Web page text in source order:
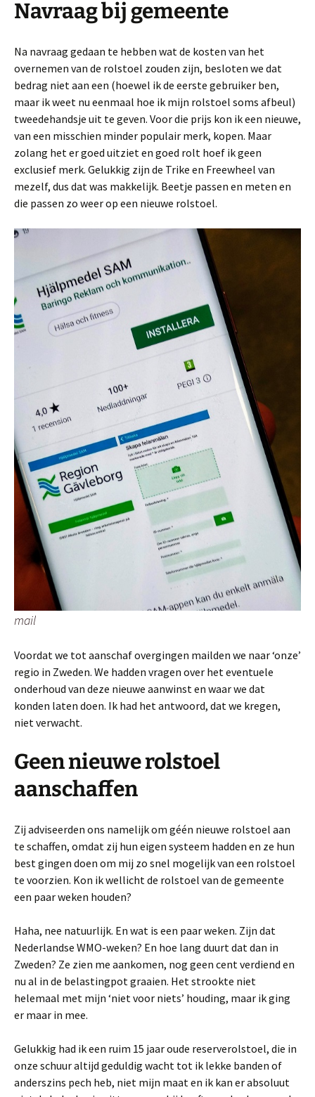
Navraag bij gemeente
Na navraag gedaan te hebben wat de kosten van het
overnemen van de rolstoel zouden zijn, besloten we dat
bedrag niet aan een (hoewel ik de eerste gebruiker ben,
maar ik weet nu eenmaal hoe ik mijn rolstoel soms afbeul)
tweedehandsje uit te geven. Voor die prijs kon ik een nieuwe,
van een misschien minder populair merk, kopen. Maar
zolang het er goed uitziet en goed rolt hoef ik geen
exclusief merk. Gelukkig zijn de Trike en Freewheel van
mezelf, dus dat was makkelijk. Beetje passen en meten en
die passen zo weer op een nieuwe rolstoel.
mail
Voordat we tot aanschaf overgingen mailden we naar ‘onze’
regio in Zweden. We hadden vragen over het eventuele
onderhoud van deze nieuwe aanwinst en waar we dat
konden laten doen. Ik had het antwoord, dat we kregen,
niet verwacht.
Geen nieuwe rolstoel
aanschaffen
Zij adviseerden ons namelijk om géén nieuwe rolstoel aan
te schaffen, omdat zij hun eigen systeem hadden en ze hun
best gingen doen om mij zo snel mogelijk van een rolstoel
te voorzien. Kon ik wellicht de rolstoel van de gemeente
een paar weken houden?
Haha, nee natuurlijk. En wat is een paar weken. Zijn dat
Nederlandse WMO-weken? En hoe lang duurt dat dan in
Zweden? Ze zien me aankomen, nog geen cent verdiend en
nu al in de belastingpot graaien. Het strookte niet
helemaal met mijn ‘niet voor niets’ houding, maar ik ging
er maar in mee.
Gelukkig had ik een ruim 15 jaar oude reserverolstoel, die in
onze schuur altijd geduldig wacht tot ik lekke banden of
anderszins pech heb, niet mijn maat en ik kan er absoluut